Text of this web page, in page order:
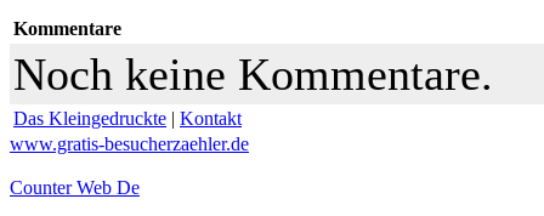
Kommentare
Noch keine Kommentare.
Das Kleingedruckte | Kontakt
www.gratis-besucherzaehler.de
Counter Web De